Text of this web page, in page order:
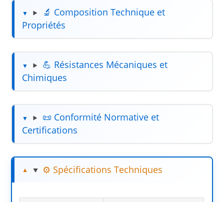
🔬 Composition Technique et
Propriétés
💪 Résistances Mécaniques et
Chimiques
📜 Conformité Normative et
Certifications
⚙️ Spécifications Techniques